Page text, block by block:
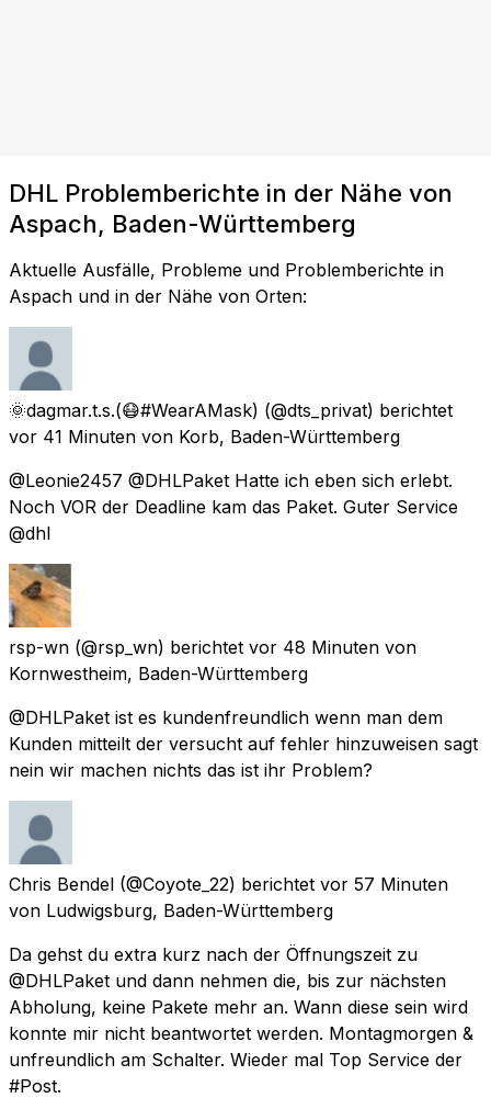
DHL Problemberichte in der Nähe von
Aspach, Baden-Württemberg
Aktuelle Ausfälle, Probleme und Problemberichte in
Aspach und in der Nähe von Orten:
🌞dagmar.t.s.(😷#WearAMask) (@dts_privat) berichtet
vor 41 Minuten von Korb, Baden-Württemberg
@Leonie2457 @DHLPaket Hatte ich eben sich erlebt.
Noch VOR der Deadline kam das Paket. Guter Service
@dhl
rsp-wn (@rsp_wn) berichtet vor 48 Minuten von
Kornwestheim, Baden-Württemberg
@DHLPaket ist es kundenfreundlich wenn man dem
Kunden mitteilt der versucht auf fehler hinzuweisen sagt
nein wir machen nichts das ist ihr Problem?
Chris Bendel (@Coyote_22) berichtet vor 57 Minuten
von Ludwigsburg, Baden-Württemberg
Da gehst du extra kurz nach der Öffnungszeit zu
@DHLPaket und dann nehmen die, bis zur nächsten
Abholung, keine Pakete mehr an. Wann diese sein wird
konnte mir nicht beantwortet werden. Montagmorgen &
unfreundlich am Schalter. Wieder mal Top Service der
#Post.